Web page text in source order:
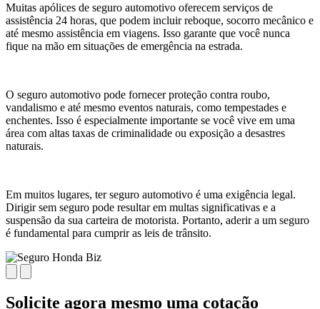
Muitas apólices de seguro automotivo oferecem serviços de
assistência 24 horas, que podem incluir reboque, socorro mecânico e
até mesmo assistência em viagens. Isso garante que você nunca
fique na mão em situações de emergência na estrada.
O seguro automotivo pode fornecer proteção contra roubo,
vandalismo e até mesmo eventos naturais, como tempestades e
enchentes. Isso é especialmente importante se você vive em uma
área com altas taxas de criminalidade ou exposição a desastres
naturais.
Em muitos lugares, ter seguro automotivo é uma exigência legal.
Dirigir sem seguro pode resultar em multas significativas e a
suspensão da sua carteira de motorista. Portanto, aderir a um seguro
é fundamental para cumprir as leis de trânsito.
Solicite agora mesmo uma cotação